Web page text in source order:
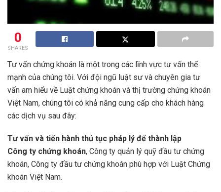
0
SHARES
Tư vấn chứng khoán là một trong các lĩnh vực tư vấn thế
mạnh của chúng tôi. Với đội ngũ luật sư và chuyên gia tư
vấn am hiểu về Luật chứng khoán và thị trường chứng khoán
Việt Nam, chúng tôi có khả năng cung cấp cho khách hàng
các dịch vụ sau đây:
Tư vấn và tiến hành thủ tục pháp lý để thành lập
Công ty chứng khoán, Công ty quản lý quỹ đầu tư chứng
khoán, Công ty đầu tư chứng khoán phù hợp với Luật Chứng
khoán Việt Nam.